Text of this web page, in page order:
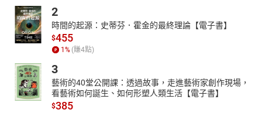
2
時間的起源：史蒂芬．霍金的最終理論【電子書】
$455
1 % (賺4點)
3
藝術的40堂公開課：透過故事，走進藝術家創作現場，
看藝術如何誕生、如何形塑人類生活【電子書】
$385